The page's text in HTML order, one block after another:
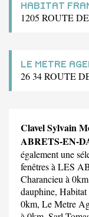
HABITAT
1205 ROUTE
LE METRE
26 34 ROUTE
Clavel Sylvain
ABRETS-EN-
également une
fenêtres à LES
Charancieu à
dauphine, Habitat
0km, Le Metre